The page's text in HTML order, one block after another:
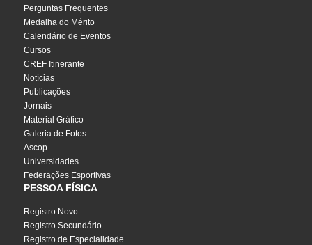
Perguntas Frequentes
Medalha do Mérito
Calendário de Eventos
Cursos
CREF Itinerante
Notícias
Publicações
Jornais
Material Gráfico
Galeria de Fotos
Ascop
Universidades
Federações Esportivas
PESSOA FÍSICA
Registro Novo
Registro Secundário
Registro de Especialidade